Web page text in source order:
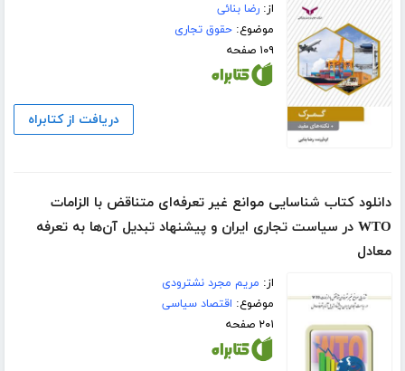
از:رضا بنائی
موضوع:حقوق تجاری
۱۰۹ صفحه
دریافت از کتابراه
دانلود کتاب شناسایی موانع غیر تعرفه‌ای متناقض با الزامات
WTO در سیاست تجاری ایران و پیشنهاد تبدیل آن‌ها به تعرفه
معادل
از: مریم مجرد نشترودی
موضوع: اقتصاد سیاسی
۲۰۱ صفحه